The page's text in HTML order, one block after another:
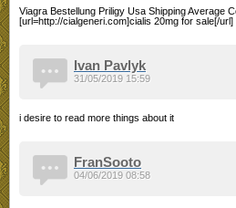
Viagra Bestellung Priligy Usa Shipping Average
[url=http://cialgeneri.com]cialis 20mg for sale[/url]
Ivan Pavlyk
i desire to read more things about it
31/05/2019 15:59
FranSooto
04/06/2019 08:58